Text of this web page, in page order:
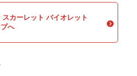
スカーレット バイオレット
へ